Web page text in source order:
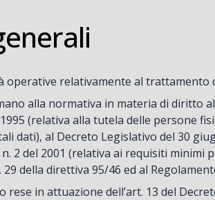
relativamente al trattamento
alla normativa in materia di diritto
(relativa alla tutela delle persone
dati), al Decreto Legislativo del 30
2 del 2001 (relativa ai requisiti minimi
della direttiva 95/46 ed al
in attuazione dell’art. 13 del